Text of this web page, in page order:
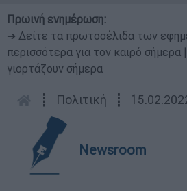
Πρωινή ενημέρωση:
➔ Δείτε τα πρωτοσέλιδα των
περισσότερα για τον καιρό σήμερα
γιορτάζουν σήμερα
┋ Πολιτική ┋
Newsroom